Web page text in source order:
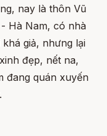
nay là thôn Vũ
Hà Nam, có nhà
giả, nhưng lại
đẹp, nết na,
đang quán xuyến